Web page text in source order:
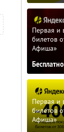
Первая и
билетов
Афиша»
Бесплатно
Первая и
билетов
Афиша»